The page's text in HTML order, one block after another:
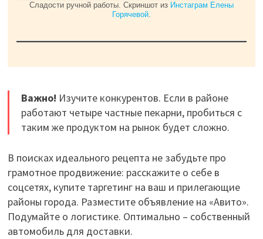
Сладости ручной работы. Скриншот из Инстаграм Елены
Горячевой.
Важно! Изучите конкурентов. Если в районе
работают четыре частные пекарни, пробиться с
таким же продуктом на рынок будет сложно.
В поисках идеального рецепта не забудьте про
грамотное продвижение: расскажите о себе в
соцсетях, купите таргетинг на ваш и прилегающие
районы города. Разместите объявление на «Авито».
Подумайте о логистике. Оптимально – собственный
автомобиль для доставки.